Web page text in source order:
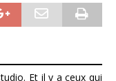
Et il y a ceux qui